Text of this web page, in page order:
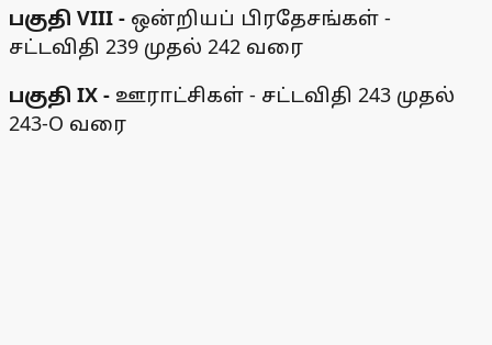
பகுதி VIII - ஒன்றியப் பிரதேசங்கள் -
சட்டவிதி 239 முதல் 242 வரை
பகுதி IX - ஊராட்சிகள் - சட்டவிதி 243 முதல்
243-O வரை